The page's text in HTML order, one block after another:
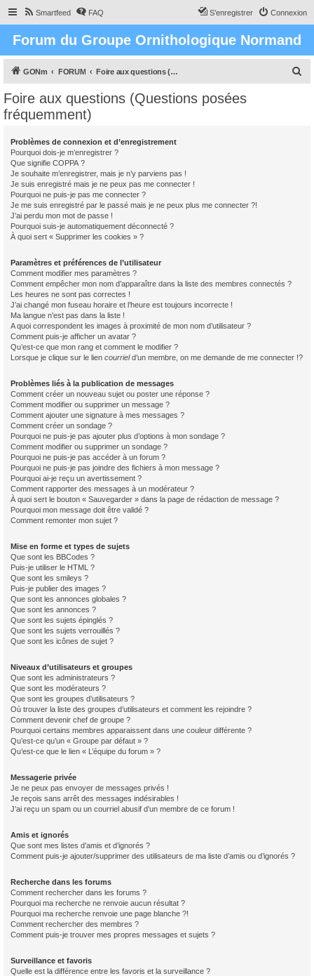
Smartfeed FAQ Connexion
S’enregistrer
Forum du Groupe Ornithologique Normand
GONm FORUM Foire aux questions (Questions posées fréquemment)
Foire aux questions (Questions posées
fréquemment)
Problèmes de connexion et d’enregistrement
Pourquoi dois-je m’enregistrer ?
Que signifie COPPA ?
Je souhaite m’enregistrer, mais je n’y parviens pas !
Je suis enregistré mais je ne peux pas me connecter !
Pourquoi ne puis-je pas me connecter ?
Je me suis enregistré par le passé mais je ne peux plus me connecter ?!
J’ai perdu mon mot de passe !
Pourquoi suis-je automatiquement déconnecté ?
À quoi sert « Supprimer les cookies » ?
Paramètres et préférences de l’utilisateur
Comment modifier mes paramètres ?
Comment empêcher mon nom d’apparaître dans la liste des membres connectés ?
Les heures ne sont pas correctes !
J’ai changé mon fuseau horaire et l’heure est toujours incorrecte !
Ma langue n’est pas dans la liste !
A quoi correspondent les images à proximité de mon nom d’utilisateur ?
Comment puis-je afficher un avatar ?
Qu’est-ce que mon rang et comment le modifier ?
Lorsque je clique sur le lien courrield’un membre, on me demande de me connecter !?
Problèmes liés à la publication de messages
Comment créer un nouveau sujet ou poster une réponse ?
Comment modifier ou supprimer un message ?
Comment ajouter une signature à mes messages ?
Comment créer un sondage ?
Pourquoi ne puis-je pas ajouter plus d’options à mon sondage ?
Comment modifier ou supprimer un sondage ?
Pourquoi ne puis-je pas accéder à un forum ?
Pourquoi ne puis-je pas joindre des fichiers à mon message ?
Pourquoi ai-je reçu un avertissement ?
Comment rapporter des messages à un modérateur ?
À quoi sert le bouton « Sauvegarder » dans la page de rédaction de message ?
Pourquoi mon message doit être validé ?
Comment remonter mon sujet ?
Mise en forme et types de sujets
Que sont les BBCodes ?
Puis-je utiliser le HTML ?
Que sont les smileys ?
Puis-je publier des images ?
Que sont les annonces globales ?
Que sont les annonces ?
Que sont les sujets épinglés ?
Que sont les sujets verrouillés ?
Que sont les icônes de sujet ?
Niveaux d’utilisateurs et groupes
Que sont les administrateurs ?
Que sont les modérateurs ?
Que sont les groupes d’utilisateurs ?
Où trouver la liste des groupes d’utilisateurs et comment les rejoindre ?
Comment devenir chef de groupe ?
Pourquoi certains membres apparaissent dans une couleur différente ?
Qu’est-ce qu’un « Groupe par défaut » ?
Qu’est-ce que le lien « L’équipe du forum » ?
Messagerie privée
Je ne peux pas envoyer de messages privés !
Je reçois sans arrêt des messages indésirables !
J’ai reçu un spam ou un courriel abusif d’un membre de ce forum !
Amis et ignorés
Que sont mes listes d’amis et d’ignorés ?
Comment puis-je ajouter/supprimer des utilisateurs de ma liste d’amis ou d’ignorés ?
Recherche dans les forums
Comment rechercher dans les forums ?
Pourquoi ma recherche ne renvoie aucun résultat ?
Pourquoi ma recherche renvoie une page blanche ?!
Comment rechercher des membres ?
Comment puis-je trouver mes propres messages et sujets ?
Surveillance et favoris
Quelle est la différence entre les favoris et la surveillance ?